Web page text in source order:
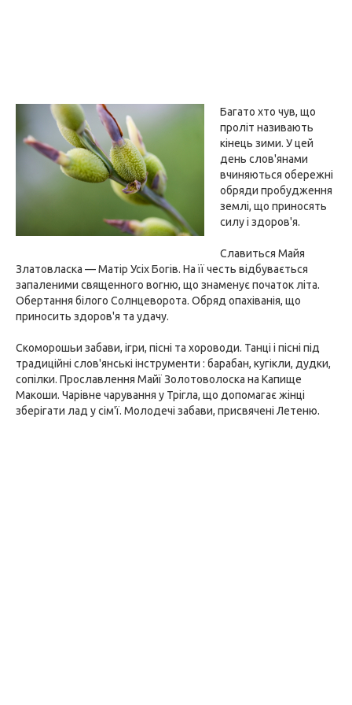
Багато хто чув, що
проліт називають
кінець зими. У цей
день слов'янами
вчиняються обережні
обряди пробудження
землі, що приносять
силу і здоров'я.
Славиться Майя
Златовласка — Матір Усіх Богів. На її честь відбувається
запаленими священного вогню, що знаменує початок літа.
Обертання білого Солнцеворота. Обряд опахіванія, що
приносить здоров'я та удачу.
Скоморошьи забави, ігри, пісні та хороводи. Танці і пісні під
традиційні слов'янські інструменти : барабан, кугікли, дудки,
сопілки. Прославлення Майї Золотоволоска на Капище
Макоши. Чарівне чарування у Трігла, що допомагає жінці
зберігати лад у сім'ї. Молодечі забави, присвячені Летеню.